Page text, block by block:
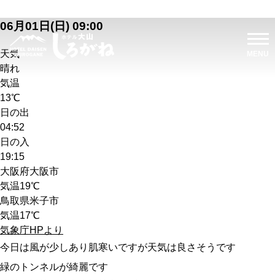
06月01日(日) 09:00
天気
晴れ
気温
13℃
日の出
04:52
日の入
19:15
大阪府大阪市
気温19℃
鳥取県米子市
気温17℃
気象庁HPより
今日は風が少しあり肌寒いですが天気は良さそうです
緑のトンネルが綺麗です